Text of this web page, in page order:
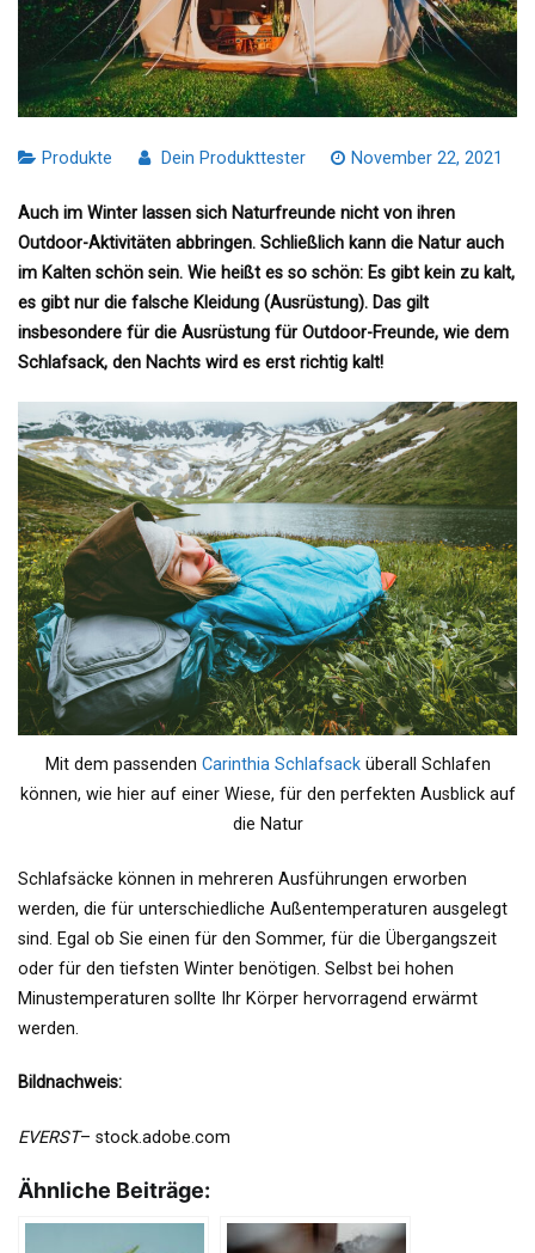
Produkte Dein Produkttester November 22, 2021
Auch im Winter lassen sich Naturfreunde nicht von ihren
Outdoor-Aktivitäten abbringen. Schließlich kann die Natur auch
im Kalten schön sein. Wie heißt es so schön: Es gibt kein zu kalt,
es gibt nur die falsche Kleidung (Ausrüstung). Das gilt
insbesondere für die Ausrüstung für Outdoor-Freunde, wie dem
Schlafsack, den Nachts wird es erst richtig kalt!
Mit dem passenden Carinthia Schlafsacküberall Schlafen
können, wie hier auf einer Wiese, für den perfekten Ausblick auf
die Natur
Schlafsäcke können in mehreren Ausführungen erworben
werden, die für unterschiedliche Außentemperaturen ausgelegt
sind. Egal ob Sie einen für den Sommer, für die Übergangszeit
oder für den tiefsten Winter benötigen. Selbst bei hohen
Minustemperaturen sollte Ihr Körper hervorragend erwärmt
werden.
Bildnachweis:
EVERST– stock.adobe.com
Ähnliche Beiträge: